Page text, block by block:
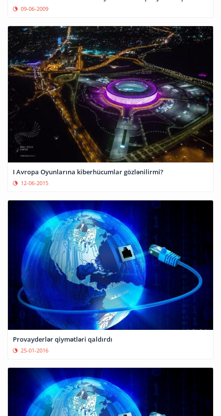
09-06-2009
I Avropa Oyunlarına kiberhücumlar gözlənilirmi?
12-06-2015
Provayderlər qiymətləri qaldırdı
25-01-2016